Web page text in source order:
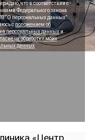
что в соответствии с
Федерального закона
“О персональных данных”
сположением об
персональных данныхи
на обработку моих
данных